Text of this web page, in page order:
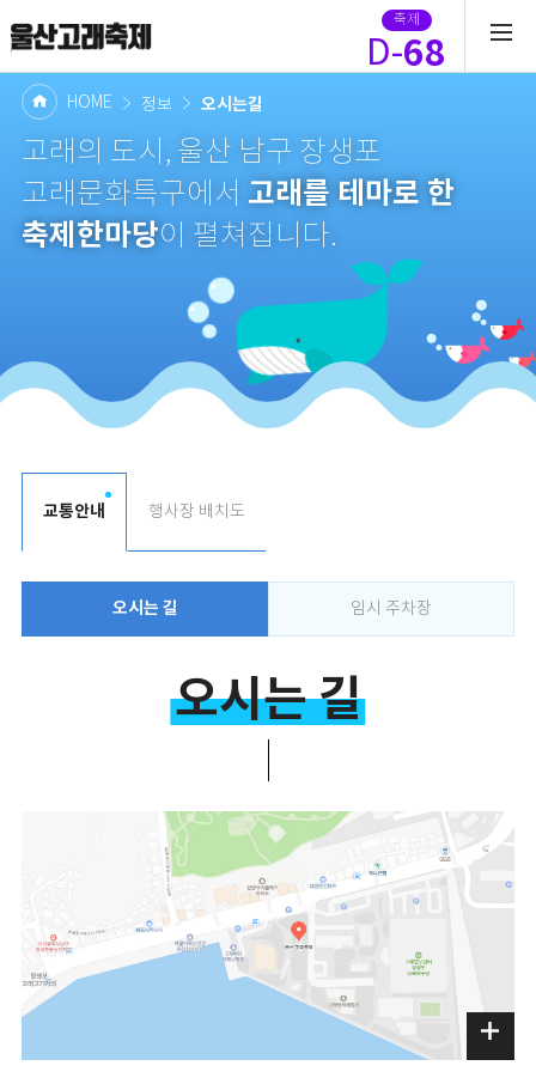
축제
D-68
HOME 정보 오시는길
고래의 도시, 울산 남구 장생포
고래문화특구에서 고래를 테마로 한
축제한마당이 펼쳐집니다.
교통안내 행사장 배치도
오시는 길 임시 주차장
오시는 길